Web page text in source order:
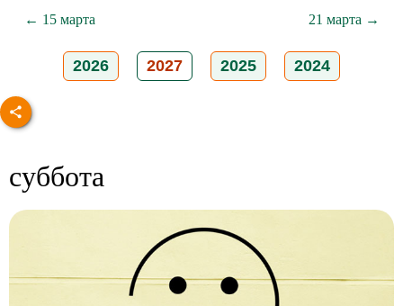
← 15 марта 21 марта →
2026 2027 2025 2024
суббота